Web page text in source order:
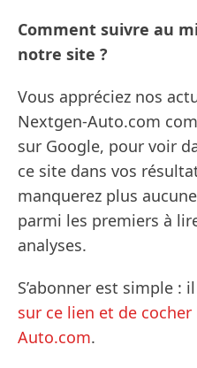
Comment suivre au
notre site ?
Vous appréciez nos
Nextgen-Auto.com
sur Google, pour voir
ce site dans vos
manquerez plus
parmi les premiers à
analyses.
S’abonner est simple :
sur ce lien et de
Auto.com.